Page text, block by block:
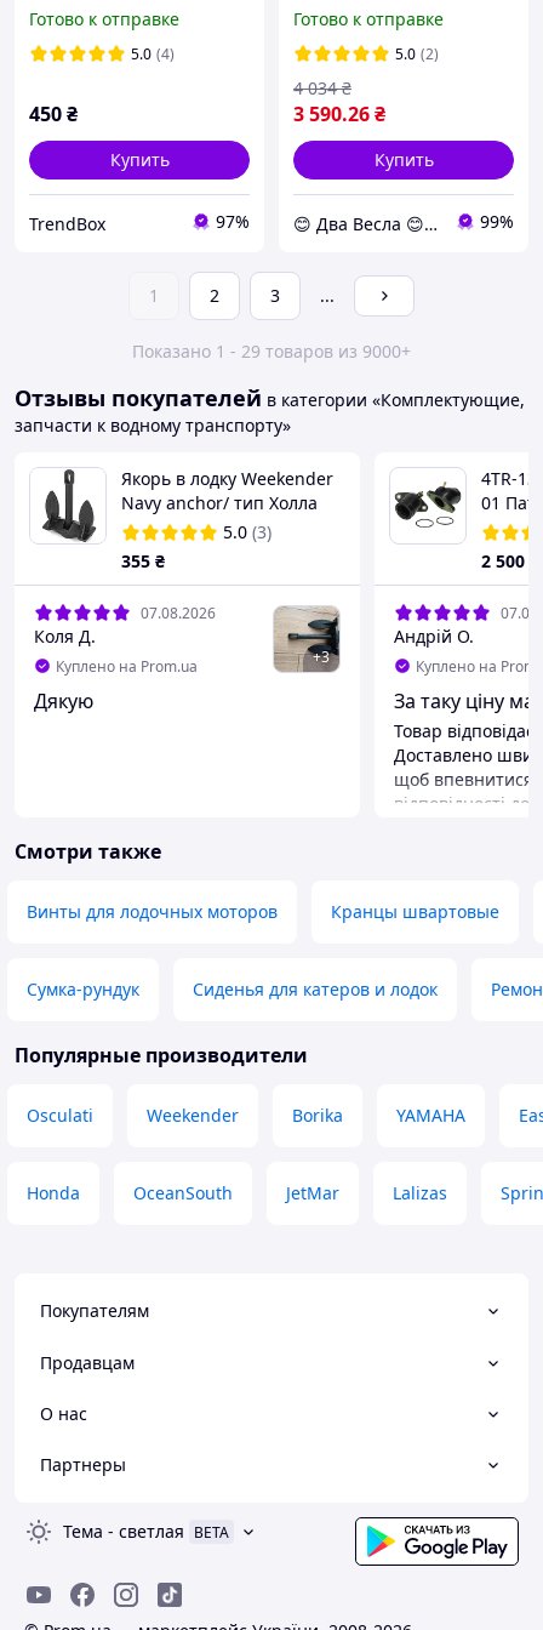
кораблика.
Универсальная, подходит
Готово к отправке
5.0 (4)
450₴
Купить
TrendBox 97%
надувной ПОДХОДИТ ДЛЯ
КИЛЕВОЙ ЛОДКИ
Готово к отправке
5.0 (2)
3 590.26₴
4 034 ₴
Купить
😊 Два Весла 😊 dvavesla.com.ua 99%
1 2 3 ...
Показано 1 - 29 товаров из 9000+
Отзывы покупателей в категории «Комплектующие,
запчасти к водному транспорту»
Якорь в лодку Weekender
Navy anchor/ тип Холла
5lbs/2.27кг 5.0 (3)
355 ₴
07.08.2026
Коля Д.
Куплено на Prom.ua +3
Дякую
4TR-
01
(
2 500
Андрій О.
Куплено на
За таку ціну
Товар відповідає
Доставлено
щоб впевнитися
відповідності до
Недостатки
Смотри также
Винты для лодочных моторов Кранцы швартовые
Сумка-рундук Сиденья для катеров и лодок
Популярные производители
Osculati Weekender Borika YAMAHA
Honda OceanSouth JetMar Lalizas
Покупателям
Продавцам
О нас
Партнеры
Тема - светлая BETA